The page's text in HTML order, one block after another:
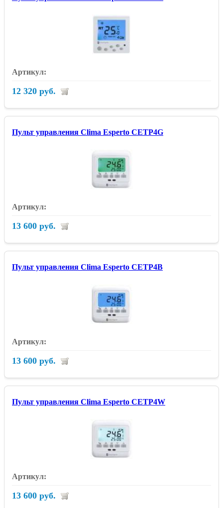
12 320 руб.
Пульт управления Clima Esperto CETP4G
13 600 руб.
Пульт управления Clima Esperto CETP4B
13 600 руб.
Пульт управления Clima Esperto CETP4W
13 600 руб.